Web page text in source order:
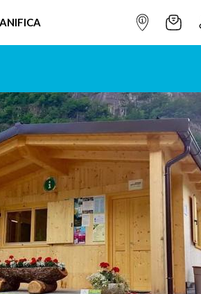
INFOPOINT